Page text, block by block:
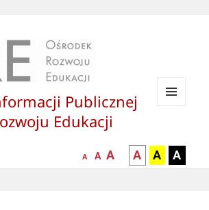
Publicznej
Edukacji
mniejsza
A
normalna
A
większa-
czcionka
A
kontrast
czarny
A
kontrast
czarny
A
żółty
A